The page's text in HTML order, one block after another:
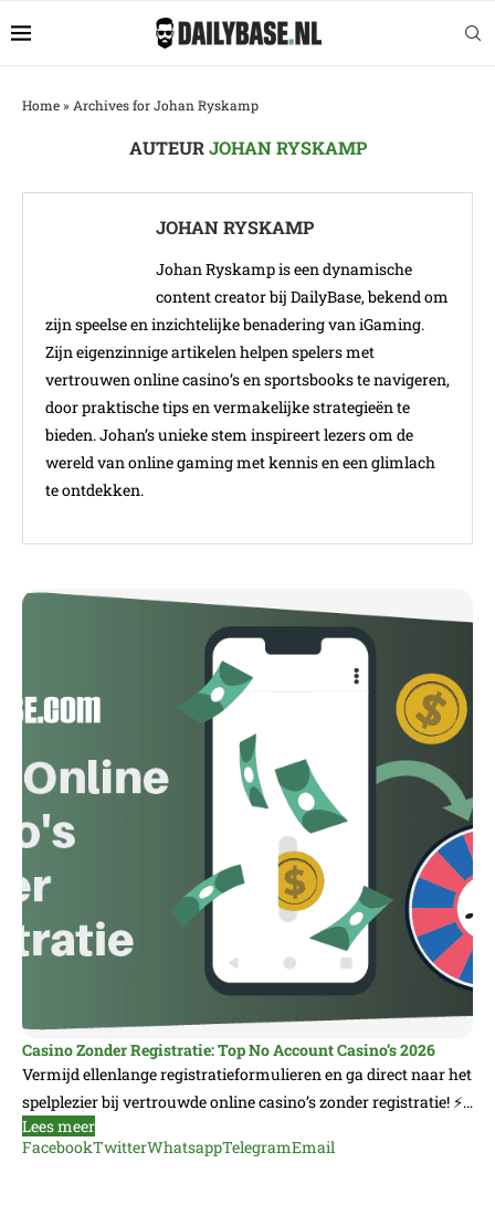
Home» Archives for Johan Ryskamp
AUTEURJOHAN RYSKAMP
JOHAN RYSKAMP
Johan Ryskamp is een dynamische
content creator bij DailyBase, bekend om
zijn speelse en inzichtelijke benadering van iGaming.
Zijn eigenzinnige artikelen helpen spelers met
vertrouwen online casino’s en sportsbooks te navigeren,
door praktische tips en vermakelijke strategieën te
bieden. Johan’s unieke stem inspireert lezers om de
wereld van online gaming met kennis en een glimlach
te ontdekken.
Casino Zonder Registratie: Top No Account Casino’s 2026
Vermijd ellenlange registratieformulieren en ga direct naar het
spelplezier bij vertrouwde online casino’s zonder registratie! ⚡…
Lees meer
FacebookTwitterWhatsappTelegramEmail